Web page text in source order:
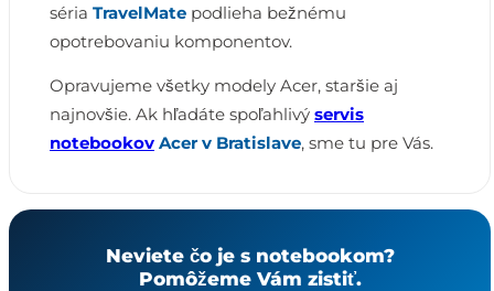
séria TravelMate podlieha bežnému
opotrebovaniu komponentov.
Opravujeme všetky modely Acer, staršie aj
najnovšie. Ak hľadáte spoľahlivý servis
notebookov Acer v Bratislave, sme tu pre Vás.
Neviete čo je s notebookom?
Pomôžeme Vám zistiť.